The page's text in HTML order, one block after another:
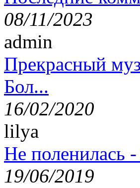
08/11/2023
admin
Прекрасный
Бол...
16/02/2020
lilya
Не поленилась
19/06/2019